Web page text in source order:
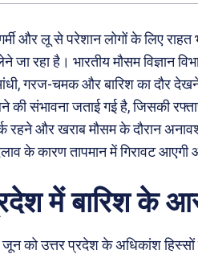
और लू से परेशान लोगों के लिए
जा रहा है। भारतीय मौसम विज्ञान
गरज-चमक और बारिश का दौर
की संभावना जताई गई है, जिसकी
रहने और खराब मौसम के दौरान
के कारण तापमान में गिरावट आएगी
में बारिश के
को उत्तर प्रदेश के अधिकांश हिस्सों